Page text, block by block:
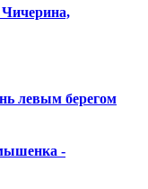
Чичерина,
левым берегом
-